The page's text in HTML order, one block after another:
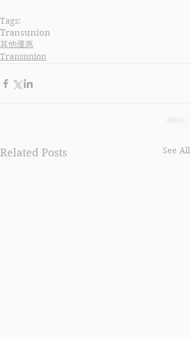
Tags:
Transunion
其他優惠
Transunion
Related Posts See All